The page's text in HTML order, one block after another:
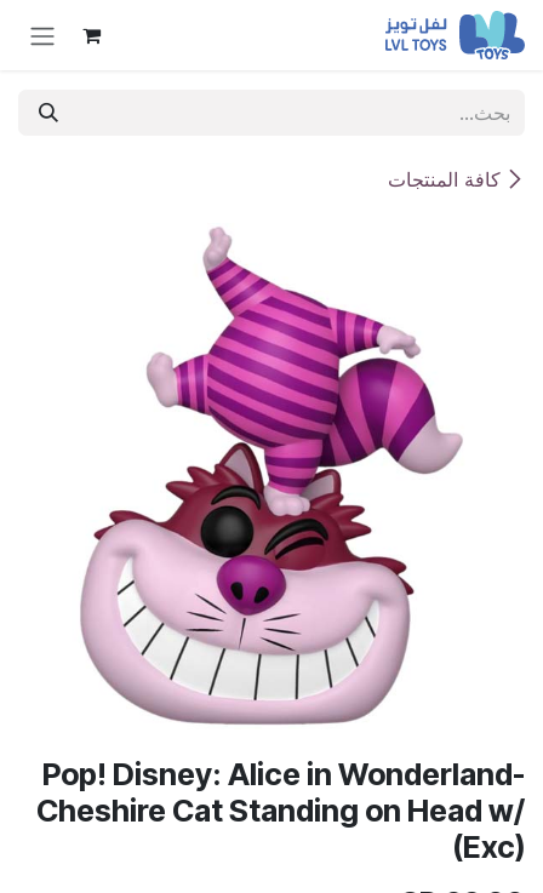
تخطي للذهاب إلى المحتوى
كافة المنتجات
Pop! Disney: Alice in Wonderland-
Cheshire Cat Standing on Head w/
(Exc)